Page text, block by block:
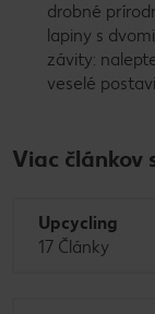
drobné
lapiny s
závity:
veselé
Viac
Upcycling
17 Články